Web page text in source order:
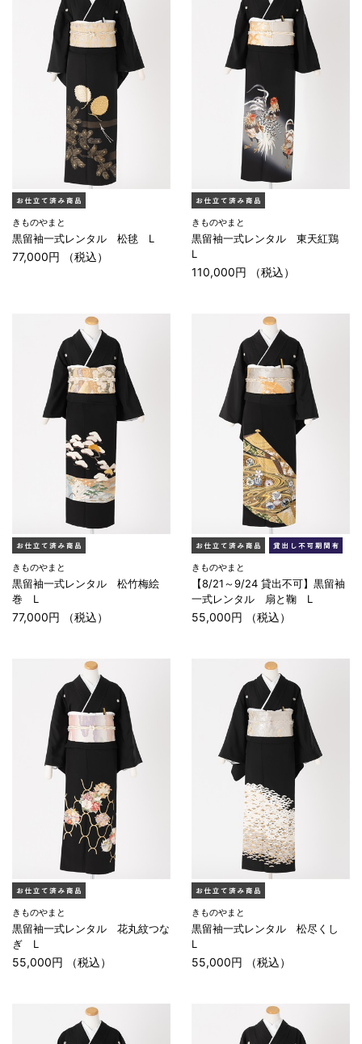
きものやまと
黒留袖一式レンタル 松毬 L
77,000円 （税込）
きものやまと
黒留袖一式レンタル 東天紅鶏
L
110,000円 （税込）
きものやまと
黒留袖一式レンタル 松竹梅絵
巻 L
77,000円 （税込）
きものやまと
【8/21～9/24 貸出不可】黒留袖
一式レンタル 扇と鞠 L
55,000円 （税込）
きものやまと
黒留袖一式レンタル 花丸紋つな
ぎ L
55,000円 （税込）
きものやまと
黒留袖一式レンタル 松尽くし
L
55,000円 （税込）